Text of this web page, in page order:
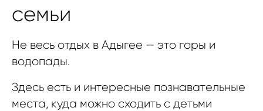
семьи
Не весь отдых в Адыгее — это горы и
водопады.
Здесь есть и интересные познавательные
места, куда можно сходить с детьми